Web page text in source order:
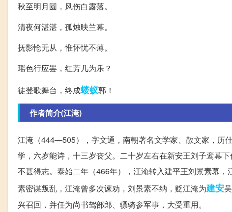
秋至明月圆，风伤白露落。
清夜何湛湛，孤烛映兰幕。
抚影怆无从，惟怀忧不薄。
瑶色行应罢，红芳几为乐？
徒登歌舞台，终成蝼蚁郭！
作者简介(江淹)
江淹（444—505），字文通，南朝著名文学家、散文家，历
学，六岁能诗，十三岁丧父。二十岁左右在新安王刘子鸾幕
不甚得志。泰始二年（466年），江淹转入建平王刘景素幕
素密谋叛乱，江淹曾多次谏劝，刘景素不纳，贬江淹为建安
兴召回，并任为尚书驾部郎、骠骑参军事，大受重用。